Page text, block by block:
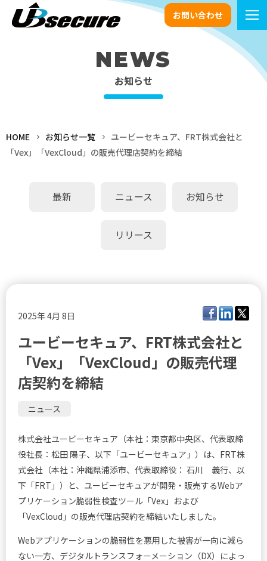
お問い合わせ
NEWS
お知らせ
HOME お知らせ一覧
ユービーセキュア、FRT株式会社と
「Vex」「VexCloud」の販売代理店契約を締結
最新 ニュース お知らせ
リリース
2025年 4月 8日
ユービーセキュア、FRT株式会社と
「Vex」「VexCloud」の販売代理
店契約を締結
ニュース
株式会社ユービーセキュア（本社：東京都中央区、代表取締
役社長：松田 陽子、以下「ユービーセキュア」）は、FRT株
式会社（本社：沖縄県浦添市、代表取締役： 石川 義行、以
下「FRT」）と、ユービーセキュアが開発・販売するWebア
プリケーション脆弱性検査ツール「Vex」および
「VexCloud」の販売代理店契約を締結いたしました。
Webアプリケーションの脆弱性を悪用した被害が一向に減ら
ない一方、デジタルトランスフォーメーション（DX）によっ